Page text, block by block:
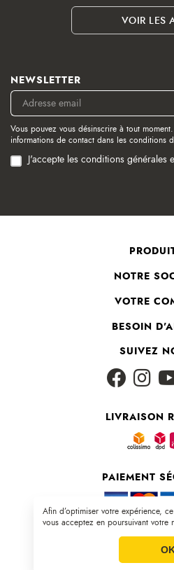
Afin d’optimiser votre expérience,
vous acceptez en poursuivant votre
VOIR LES
NEWSLETTER
Vous pouvez vous désinscrire à tout
informations de contact dans les conditions
J'accepte les conditions
NOTRE
VOTRE
BESOIN
SUIVEZ
LIVRAISON
PAIEMENT
| CGV |